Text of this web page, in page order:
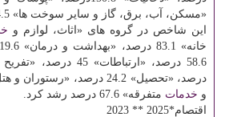
«مسكن، آب، برق، گاز و سایر سوخت ها» 14.5 درصد بیشتر شد.
این شاخص در گروه های «اثاث، لوازم و
و خدمات متفرقه» 67.6 درصد رشد كرد.
اقتصام*2025 ** 2023